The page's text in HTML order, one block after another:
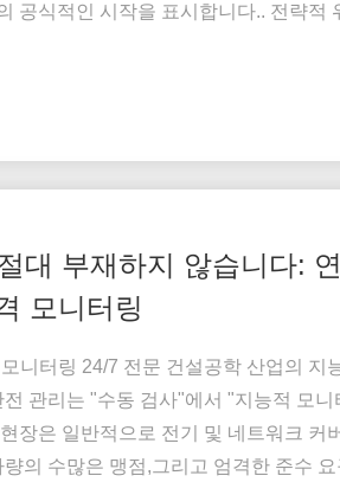
공식적인 시작을 표시합니다.. 전략적
데 (Lin ...
대 부재하지 않습니다:
모니터링
니터링 24/7 전문 건설공학 산업의 지
관리는 "수동 검사"에서 "지능적 모니
장은 일반적으로 전기 및 네트워크 커
의 수많은 맹점,그리고 엄격한 준수